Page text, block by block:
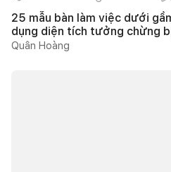
25 mẫu bàn làm việc dưới
dụng diện tích tưởng chừng
Quân Hoàng